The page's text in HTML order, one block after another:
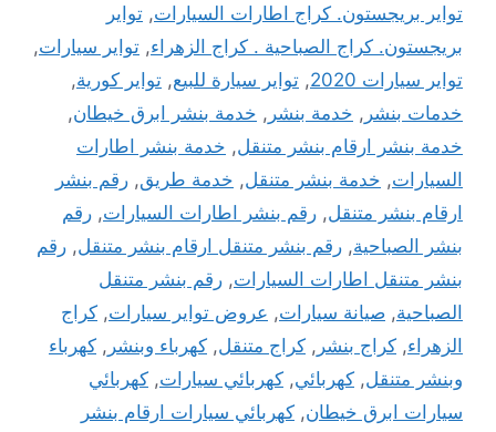
تواير بريجستون. كراج اطارات السيارات, تواير
بريجستون. كراج الصباحية . كراج الزهراء, تواير سيارات,
تواير سيارات 2020
, تواير سيارة للبيع, تواير كورية,
خدمات بنشر , خدمة بنشر , خدمة بنشر ابرق خيطان,
خدمة بنشر ارقام بنشر متنقل, خدمة بنشر اطارات
السيارات, خدمة بنشر متنقل, خدمة طريق, رقم بنشر
ارقام بنشر متنقل, رقم بنشر اطارات السيارات, رقم
بنشر الصباحية, رقم بنشر متنقل ارقام بنشر متنقل, رقم
بنشر متنقل اطارات السيارات, رقم بنشر متنقل
الصباحية, صيانة سيارات, عروض تواير سيارات, كراج
الزهراء, كراج بنشر , كراج متنقل, كهرباء وبنشر , كهرباء
وبنشر متنقل, كهربائي, كهربائي سيارات, كهربائي
سيارات ابرق خيطان, كهربائي سيارات ارقام بنشر